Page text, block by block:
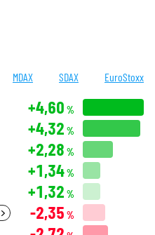
MDAX SDAX EuroStoxx
+4,60 %
+4,32 %
+2,28 %
+1,34%
+1,32 %
-2,35 %